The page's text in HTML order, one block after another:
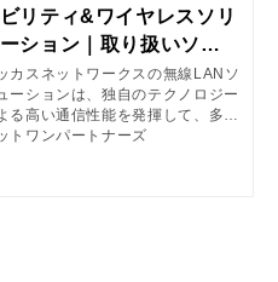
リティ&ワイヤレスソリ
ション｜取り扱いソリ
ション・製品｜ネット
パートナーズ
カスネットワークスの無線LANソ
ーションは、独自のテクノロジー
る高い通信性能を発揮して、多数
末を快適かつ安全に使えるエンタ
トワンパートナーズ